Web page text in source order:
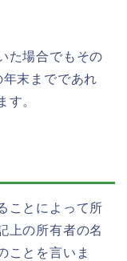
た場合でもその
末までであれ
す。
ことによって所
上の所有者の名
ことを言いま